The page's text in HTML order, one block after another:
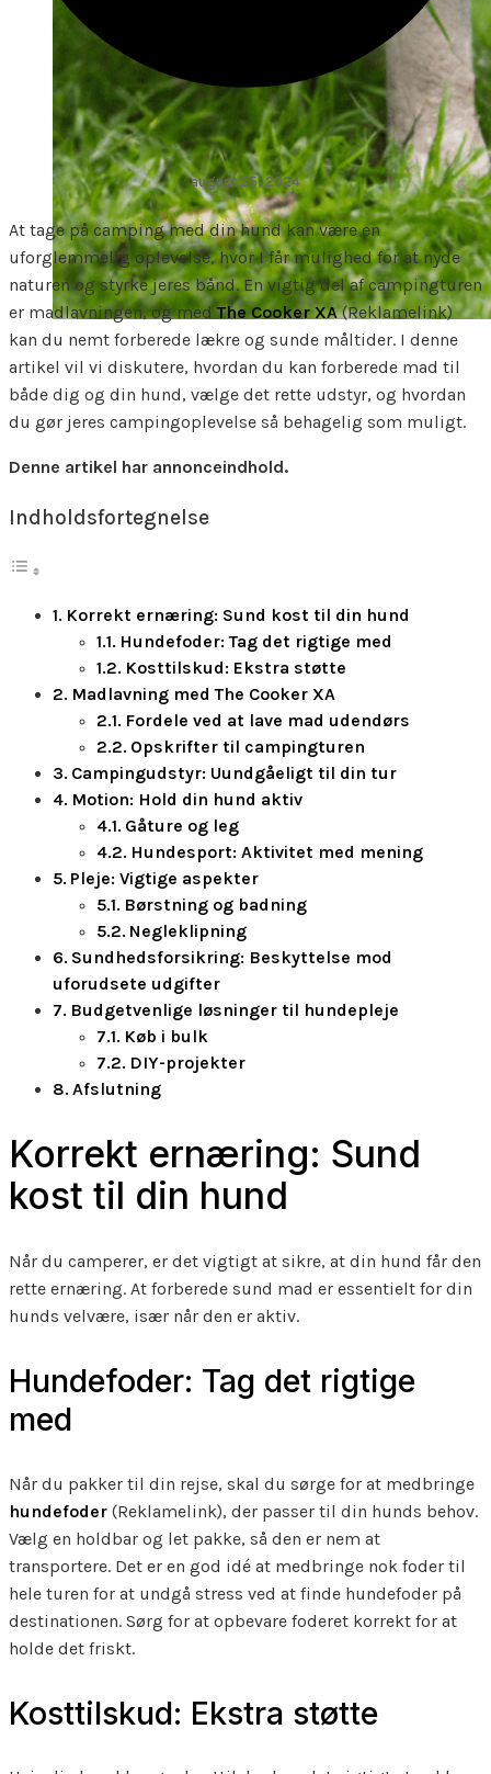
august 25, 2024
At tage på camping med din hund kan være en
uforglemmelig oplevelse, hvor I får mulighed for at nyde
naturen og styrke jeres bånd. En vigtig del af campingturen
er madlavningen, og medThe Cooker XA(Reklamelink)
kan du nemt forberede lækre og sunde måltider. I denne
artikel vil vi diskutere, hvordan du kan forberede mad til
både dig og din hund, vælge det rette udstyr, og hvordan
du gør jeres campingoplevelse så behagelig som muligt.
Denne artikel har annonceindhold.
Indholdsfortegnelse
Korrekt ernæring: Sund kost til din hund
Hundefoder: Tag det rigtige med
Kosttilskud: Ekstra støtte
Madlavning med The Cooker XA
Fordele ved at lave mad udendørs
Opskrifter til campingturen
Campingudstyr: Uundgåeligt til din tur
Motion: Hold din hund aktiv
Gåture og leg
Hundesport: Aktivitet med mening
Pleje: Vigtige aspekter
Børstning og badning
Negleklipning
Sundhedsforsikring: Beskyttelse mod
uforudsete udgifter
Budgetvenlige løsninger til hundepleje
Køb i bulk
DIY-projekter
Afslutning
Korrekt ernæring: Sund
kost til din hund
Når du camperer, er det vigtigt at sikre, at din hund får den
rette ernæring. At forberede sund mad er essentielt for din
hunds velvære, især når den er aktiv.
Hundefoder: Tag det rigtige
med
Når du pakker til din rejse, skal du sørge for at medbringe
hundefoder (Reklamelink), der passer til din hunds behov.
Vælg en holdbar og let pakke, så den er nem at
transportere. Det er en god idé at medbringe nok foder til
hele turen for at undgå stress ved at finde hundefoder på
destinationen. Sørg for at opbevare foderet korrekt for at
holde det friskt.
Kosttilskud: Ekstra støtte